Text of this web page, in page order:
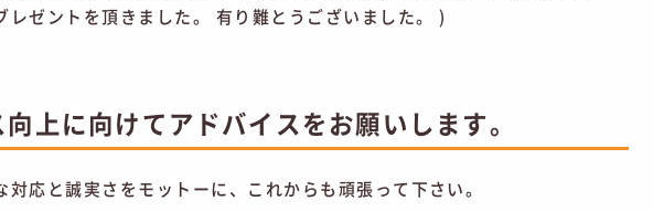
レゼントを頂きました。 有り難とうございました。 )
上に向けてアドバイスをお願いします。
対応と誠実さをモットーに、これからも頑張って下さい。